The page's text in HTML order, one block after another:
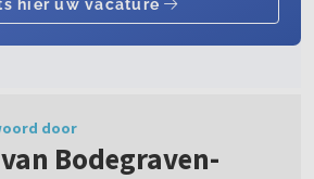
door
Bodegraven-